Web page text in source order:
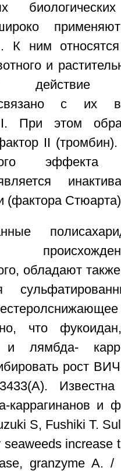
К ним
и
действие
с их
При этом
II
эффекта
(фактора
обладают
что
и лямбда-
рост
Известна
каррагинанов и
S, Fushiki Т.
seaweeds increase
granzyme A.